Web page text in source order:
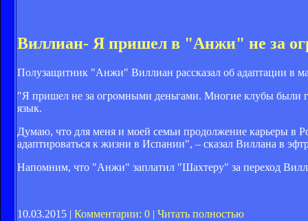
Виллиан- Я пришел в "Анжи" не за
Полузащитник "Анжи" Виллиан рассказал об адаптации в
"Я пришел не за огромными деньгами. Многие клубы были
язык.
Думаю, что для меня и моей семьи продолжение карьеры в
адаптироваться к жизни в Испании", – сказал Виллана в
Напомним, что "Анжи" заплатил "Шахтеру" за переход
10.03.2015 | Комментарии: 0 | Читать полностью